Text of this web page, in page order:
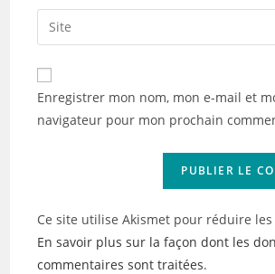
comment
email
address
comment
Saisir
l’URL
de
votre
(facultatif)
Enregistrer mon nom, mon e-mail et
navigateur pour mon prochain
Ce site utilise Akismet pour réduire
En savoir plus sur la façon dont les
commentaires sont traitées.